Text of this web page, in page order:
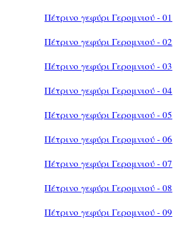
Πέτρινο γεφύρι Γερομνιού - 01
Πέτρινο γεφύρι Γερομνιού - 02
Πέτρινο γεφύρι Γερομνιού - 03
Πέτρινο γεφύρι Γερομνιού - 04
Πέτρινο γεφύρι Γερομνιού - 05
Πέτρινο γεφύρι Γερομνιού - 06
Πέτρινο γεφύρι Γερομνιού - 07
Πέτρινο γεφύρι Γερομνιού - 08
Πέτρινο γεφύρι Γερομνιού - 09